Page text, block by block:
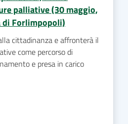
palliative (30 maggio,
di Forlimpopoli)
cittadinanza e affronterà il
come percorso di
e presa in carico